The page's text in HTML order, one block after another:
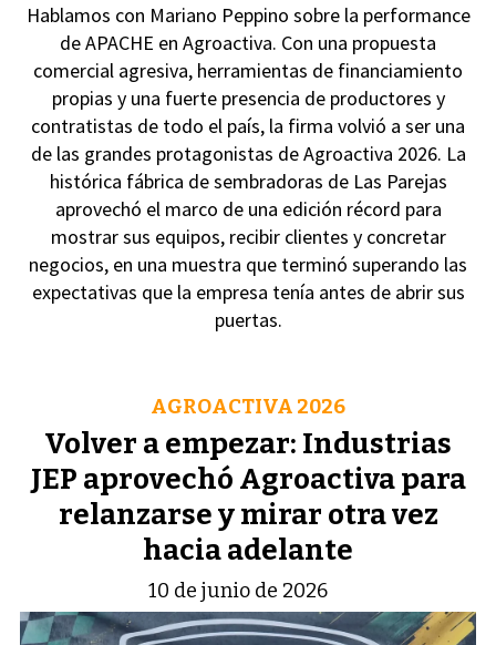
Hablamos con Mariano Peppino sobre la performance
de APACHE en Agroactiva. Con una propuesta
comercial agresiva, herramientas de financiamiento
propias y una fuerte presencia de productores y
contratistas de todo el país, la firma volvió a ser una
de las grandes protagonistas de Agroactiva 2026. La
histórica fábrica de sembradoras de Las Parejas
aprovechó el marco de una edición récord para
mostrar sus equipos, recibir clientes y concretar
negocios, en una muestra que terminó superando las
expectativas que la empresa tenía antes de abrir sus
puertas.
Volver a empezar: Industrias
JEP aprovechó Agroactiva para
relanzarse y mirar otra vez
hacia adelante
AGROACTIVA 2026
10 de junio de 2026